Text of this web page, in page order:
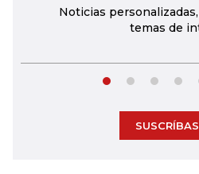
Noticias
temas de